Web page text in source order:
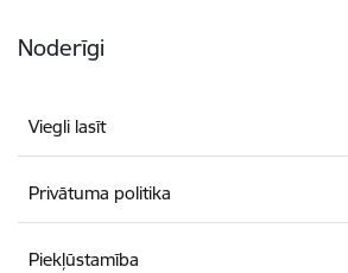
Noderīgi
Viegli lasīt
Privātuma politika
Piekļūstamība